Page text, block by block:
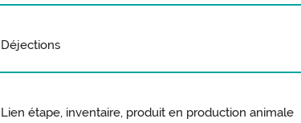
Déjections
Lien étape, inventaire, produit en production animale